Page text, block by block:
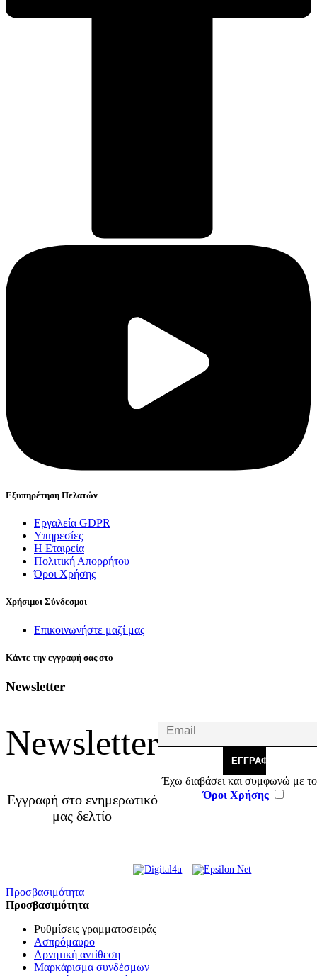
Εξυπηρέτηση Πελατών
Εργαλεία GDPR
Υπηρεσίες
Η Εταιρεία
Πολιτική Απορρήτου
Όροι Χρήσης
Χρήσιμοι Σύνδεσμοι
Επικοινωνήστε μαζί μας
Κάντε την εγγραφή σας στο
Newsletter
Newsletter
Εγγραφή στο ενημερωτικό
μας δελτίο
ΕΓΓΡΑΦΉ
Έχω διαβάσει και συμφωνώ με
Όροι Χρήσης
Προσβασιμότητα
Προσβασιμότητα
Ρυθμίσεις γραμματοσειράς
Ασπρόμαυρο
Αρνητική αντίθεση
Μαρκάρισμα συνδέσμων